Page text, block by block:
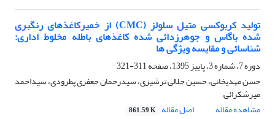
تولید کربوکسی متیل سلولز (CMC) از خمیرکاغذهای رنگبری
شده باگاس و جوهرزدائی شده کاغذهای باطله مخلوط اداری:
شناسائی و مقایسه ویژگی ها
دوره 7، شماره 3، پاییز 1395، صفحه
311-321
حسن مهدیخانی، حسین جلالی ترشیزی، سیدرحمان جعفری پطرودی، سیداحمد
میرشکرائی
مشاهده مقاله
اصل مقاله 861.59 K